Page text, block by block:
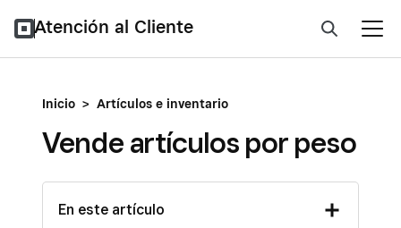
Atención al Cliente
Inicio > Artículos e inventario
Vende artículos por peso
En este artículo